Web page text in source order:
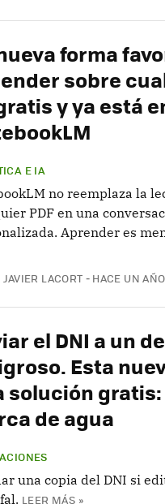
forma
sobre
y ya está
E IA
no reemplaza la
PDF en una
Aprender es
JAVIER LACORT HACE UN AÑO
el DNI a un
Esta
solución
de agua
una copia del DNI si
LEER MÁS »